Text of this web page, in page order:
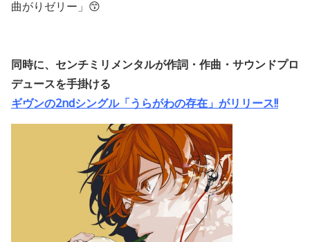
曲がりゼリー」😙
同時に、センチミリメンタルが作詞・作曲・サウンドプロ
デュースを手掛ける
ギヴンの2ndシングル「うらがわの存在」がリリース!!